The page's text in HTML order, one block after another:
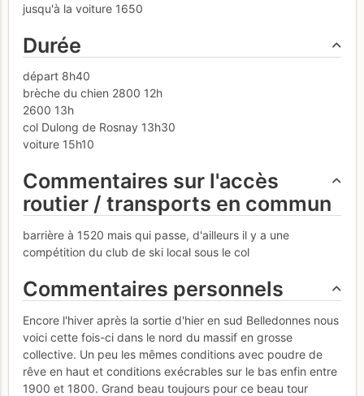
jusqu'à la voiture 1650
Durée
départ 8h40
brèche du chien 2800 12h
2600 13h
col Dulong de Rosnay 13h30
voiture 15h10
Commentaires sur l'accès
routier / transports en commun
barrière à 1520 mais qui passe, d'ailleurs il y a une
compétition du club de ski local sous le col
Commentaires personnels
Encore l'hiver après la sortie d'hier en sud Belledonnes nous
voici cette fois-ci dans le nord du massif en grosse
collective. Un peu les mêmes conditions avec poudre de
rêve en haut et conditions exécrables sur le bas enfin entre
1900 et 1800. Grand beau toujours pour ce beau tour